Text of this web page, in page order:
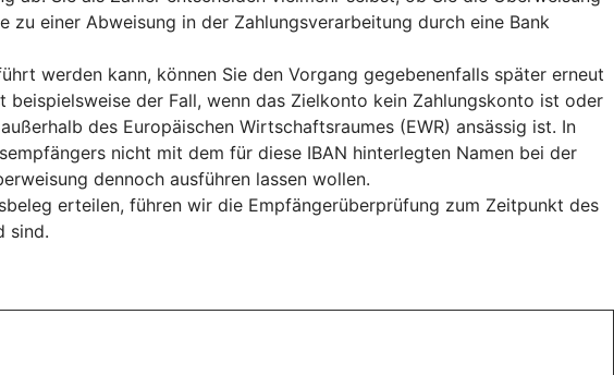
einer Abweisung in der Zahlungsverarbeitung durch eine Bank
werden kann, können Sie den Vorgang gegebenenfalls später erneut
der Fall, wenn das Zielkonto kein Zahlungskonto ist oder
des Europäischen Wirtschaftsraumes (EWR) ansässig ist. In
nicht mit dem für diese IBAN hinterlegten Namen bei der
dennoch ausführen lassen wollen.
erteilen, führen wir die Empfängerüberprüfung zum Zeitpunkt des
sind.